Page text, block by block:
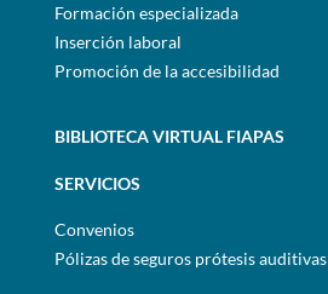
Formación especializada
Inserción laboral
Promoción de la accesibilidad
BIBLIOTECA VIRTUAL FIAPAS
SERVICIOS
Convenios
Pólizas de seguros prótesis auditivas